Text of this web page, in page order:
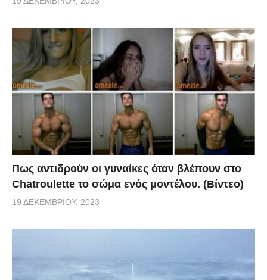
Πως αντιδρούν οι γυναίκες όταν βλέπουν στο
Chatroulette το σώμα ενός μοντέλου. (Βίντεο)
19 ΔΕΚΕΜΒΡΊΟΥ, 2023